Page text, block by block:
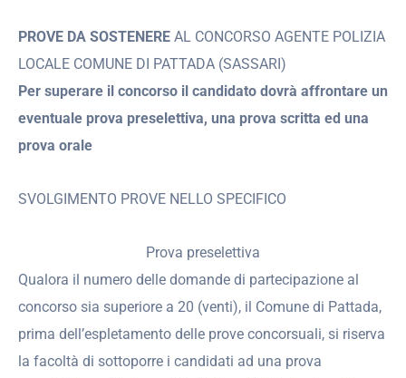
PROVE DA SOSTENERE AL CONCORSO AGENTE POLIZIA
LOCALE COMUNE DI PATTADA (SASSARI)
Per superare il concorso il candidato dovrà affrontare un
eventuale prova preselettiva, una prova scritta ed una
prova orale
SVOLGIMENTO PROVE NELLO SPECIFICO
Prova preselettiva
Qualora il numero delle domande di partecipazione al
concorso sia superiore a 20 (venti), il Comune di Pattada,
prima dell’espletamento delle prove concorsuali, si riserva
la facoltà di sottoporre i candidati ad una prova